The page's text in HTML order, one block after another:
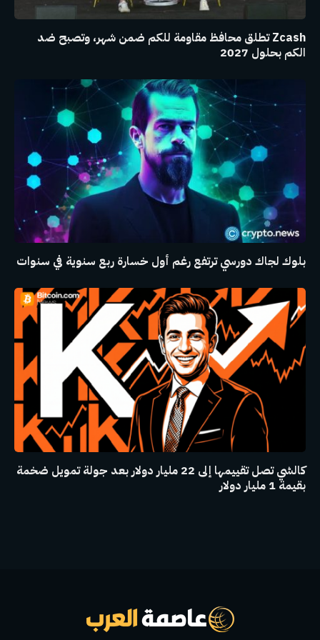
Zcash تطلق محافظ مقاومة للكم ضمن شهر، وتصبح ضد
الكم بحلول 2027
بلوك لجاك دورسي ترتفع رغم أول خسارة ربع سنوية في سنوات
كالشي تصل تقييمها إلى 22 مليار دولار بعد جولة تمويل ضخمة
بقيمة 1 مليار دولار